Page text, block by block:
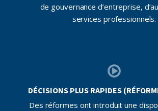
de gouvernance d’entreprise,
services professionnels.
DÉCISIONS PLUS RAPIDES
Des réformes ont introduit une